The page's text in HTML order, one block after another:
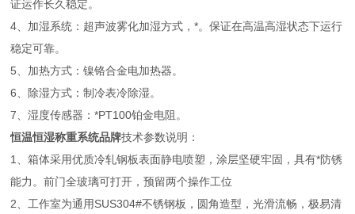
证运作长久稳定。
4、加湿系统：超声波雾化加湿方式，*。保证在高温高湿状态下运行
稳定可靠。
5、加热方式：镍铬合金电加热器。
6、除湿方式：制冷表冷除湿。
7、湿度传感器：*PT100铂金电阻。
恒温恒湿称重系统品牌技术参数说明：
1、箱体采用优质冷轧钢板表面静电喷塑，涂层坚硬牢固，具有*防锈
能力。前门全玻璃可打开，预留两个操作工位
2、工作室为通用SUS304#不锈钢板，圆角造型，光滑流畅，极易清